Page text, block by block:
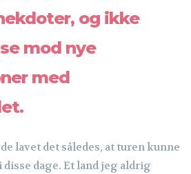
og ikke
mod nye
med
lavet det således, at turen kunne
dage. Et land jeg aldrig